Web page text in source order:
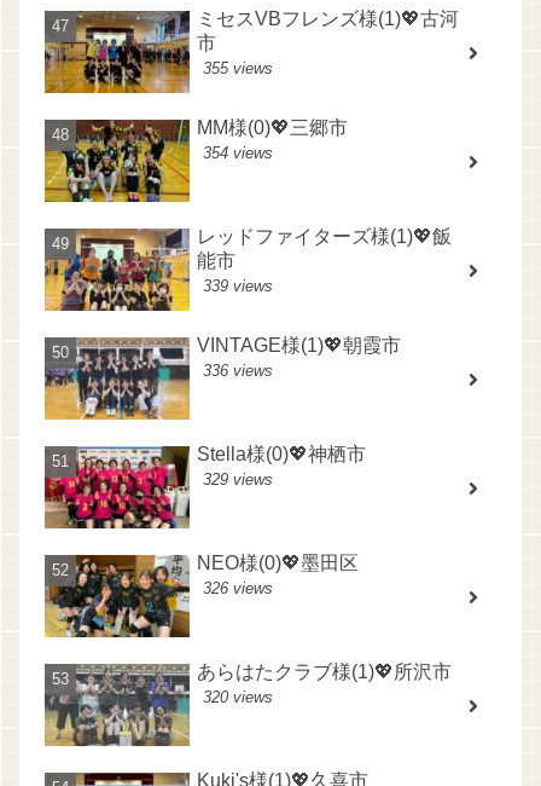
ミセスVBフレンズ様(1)💖古河
市
355 views
MM様(0)💖三郷市
354 views
レッドファイターズ様(1)💖飯
能市
339 views
VINTAGE様(1)💖朝霞市
336 views
Stella様(0)💖神栖市
329 views
NEO様(0)💖墨田区
326 views
あらはたクラブ様(1)💖所沢市
320 views
Kuki's様(1)💖久喜市